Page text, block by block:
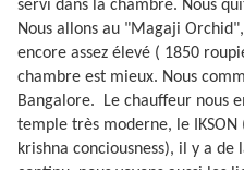
servi dans la chambre. Nous
Nous allons au "Magaji
encore assez élevé ( 1850
chambre est mieux. Nous
Bangalore.
Le chauffeur nous
temple très moderne, le
krishna conciousness), il y a de